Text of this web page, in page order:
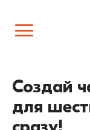
Создай
для